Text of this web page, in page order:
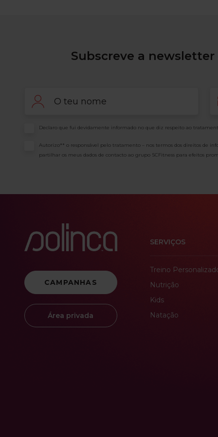
Subscreve a
Consentimento
Declaro que fui devidamente informado no que diz respeito ao
Consentimento
Autorizo** o responsável pelo tratamento – nos termos dos direitos de
partilhar os meus dados de contacto ao grupo SCFitness para efeitos
CAMPANHAS
Área privada
SERVIÇOS
Treino
Nutrição
Kids
Natação